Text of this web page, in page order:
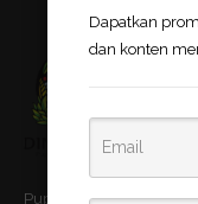
Pupuk Bio-Organik
Dapatkan
dan konten